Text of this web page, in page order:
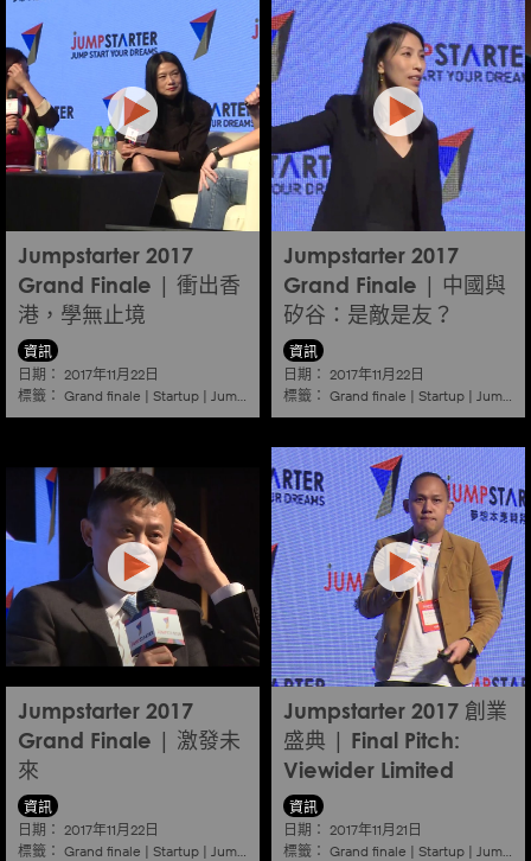
Jumpstarter 2017
Grand Finale | 衝出香
港，學無止境
資訊
日期： 2017年11月22日
標籤： Grand finale | Startup | Jumpstarter |Hkcec
Jumpstarter 2017
Grand Finale | 中國與
矽谷：是敵是友？
資訊
日期： 2017年11月22日
標籤： Grand finale | Startup | Jumpstarter
Jumpstarter 2017
Grand Finale | 激發未
來
資訊
日期： 2017年11月22日
標籤： Grand finale | Startup | Jumpstarter |Hkcec
Jumpstarter 2017 創業
盛典 | Final Pitch:
Viewider Limited
資訊
日期： 2017年11月21日
標籤： Grand finale | Startup | Jumpstarter